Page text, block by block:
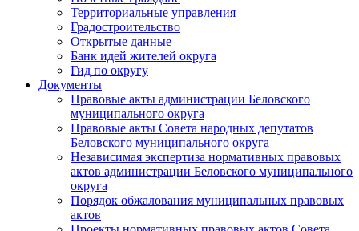
Территориальные управления
Градостроительство
Открытые данные
Банк идей жителей округа
Гид по округу
Документы
Правовые акты администрации Беловского
муниципального округа
Правовые акты Совета народных депутатов
Беловского муниципального округа
Независимая экспертиза нормативных правовых
актов администрации Беловского муниципального
округа
Порядок обжалования муниципальных правовых
актов